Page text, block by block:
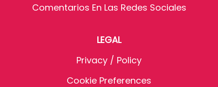
Comentarios En Las Redes Sociales
LEGAL
Privacy / Policy
Cookie Preferences